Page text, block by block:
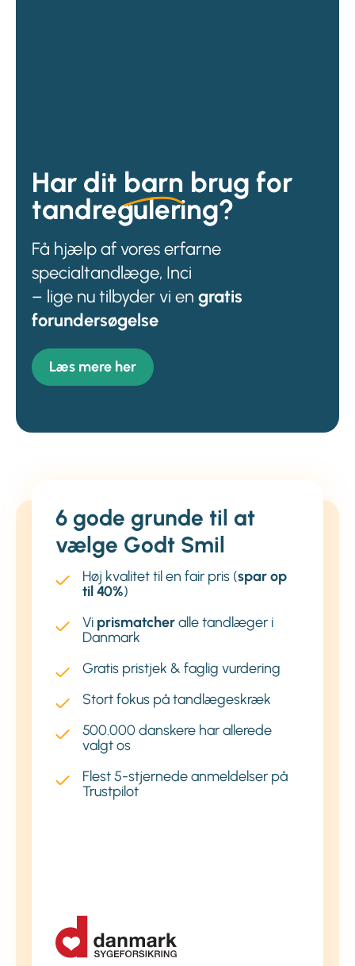
Har dit barn brug for
tandregulering?
Få hjælp af vores erfarne
specialtandlæge, Inci
– lige nu tilbyder vi en gratis
forundersøgelse
Læs mere her
6 gode grunde til at
vælge Godt Smil
Høj kvalitet til en fair pris (spar op
til 40%)
Vi prismatcheralle tandlæger i
Danmark
Gratis pristjek & faglig vurdering
Stort fokus på tandlægeskræk
500.000 danskere har allerede
valgt os
Flest 5-stjernede anmeldelser på
Trustpilot